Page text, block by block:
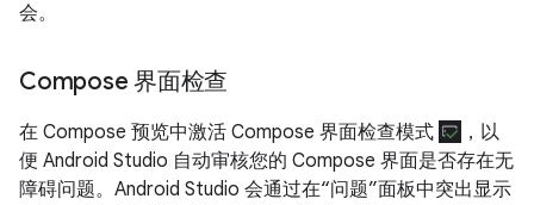
会。
Compose 界面检查
在 Compose 预览中激活 Compose 界面检查模式
，以
便 Android Studio 自动审核您的 Compose 界面是否存在无
障碍问题。Android Studio 会通过在“问题”面板中突出显示